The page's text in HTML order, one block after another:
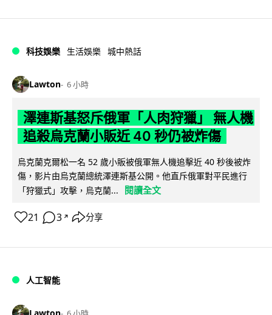
科技娛樂 生活娛樂 城中熱話
Lawton 6 小時
澤連斯基怒斥俄軍「人肉狩獵」 無人機
追殺烏克蘭小販近 40 秒仍被炸傷
烏克蘭克爾松一名 52 歲小販被俄軍無人機追擊近 40 秒後被炸
傷，影片由烏克蘭總統澤連斯基公開。他直斥俄軍對平民進行
「狩獵式」攻擊，烏克蘭...
閱讀全文
21 3 ↗ 分享
人工智能